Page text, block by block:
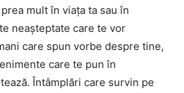
mult în viața ta sau în
neașteptate care te vor
care spun vorbe despre tine,
care te pun în
Întâmplări care survin pe